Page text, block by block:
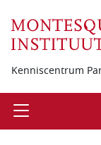
Kenniscentrum
Open